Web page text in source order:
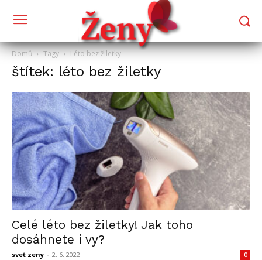
Domů Tagy Léto bez žiletky
štítek: léto bez žiletky
Celé léto bez žiletky! Jak toho
dosáhnete i vy?
svet zeny - 2. 6. 2022 0